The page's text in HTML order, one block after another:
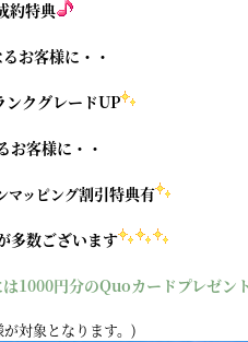
約特典
お客様に・・
ンクグレードUP
お客様に・・
マッピング割引特典有
多数ございます
1000円分のQuoカードプレゼン
対象となります。)